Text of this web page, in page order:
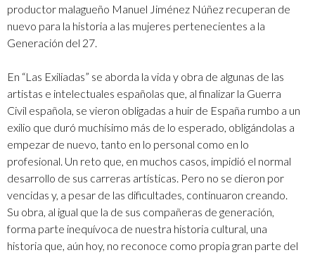
productor malagueño Manuel Jiménez Núñez recuperan de
nuevo para la historia a las mujeres pertenecientes a la
Generación del 27.
En “Las Exiliadas” se aborda la vida y obra de algunas de las
artistas e intelectuales españolas que, al finalizar la Guerra
Civil española, se vieron obligadas a huir de España rumbo a un
exilio que duró muchísimo más de lo esperado, obligándolas a
empezar de nuevo, tanto en lo personal como en lo
profesional. Un reto que, en muchos casos, impidió el normal
desarrollo de sus carreras artísticas. Pero no se dieron por
vencidas y, a pesar de las dificultades, continuaron creando.
Su obra, al igual que la de sus compañeras de generación,
forma parte inequívoca de nuestra historia cultural, una
historia que, aún hoy, no reconoce como propia gran parte del